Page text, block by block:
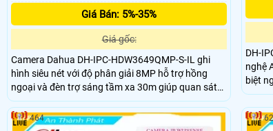
Giá Bán: 5%-35%
Giá gốc:
Camera Dahua DH-IPC-HDW3649QMP-S-IL ghi
hình siêu nét với độ phân giải 8MP hỗ trợ hồng
ngoại và đèn trợ sáng tầm xa 30m giúp quan sát
ban đêm luôn sáng rõ. Mic thu âm tích hợp ghi lại
âm thanh chân thực cùng khả năng phân biệt
chuyển động thông minh của người và xe cho trải
DH-
nghệ
biệt
lại,
kính
464